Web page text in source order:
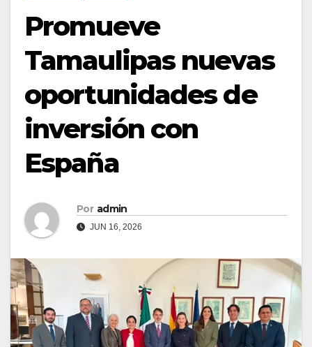
Promueve
Tamaulipas nuevas
oportunidades de
inversión con
España
Por admin
JUN 16, 2026